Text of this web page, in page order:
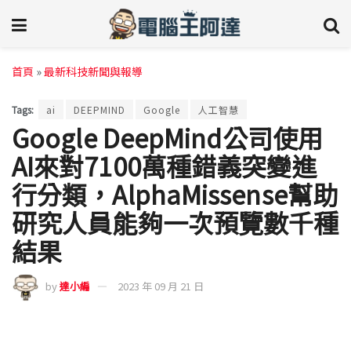
首頁 »最新科技新聞與報導
Tags: ai DEEPMIND Google 人工智慧
Google DeepMind公司使用
AI來對7100萬種錯義突變進
行分類，AlphaMissense幫助
研究人員能夠一次預覽數千種
結果
by達小編 2023 年 09 月 21 日